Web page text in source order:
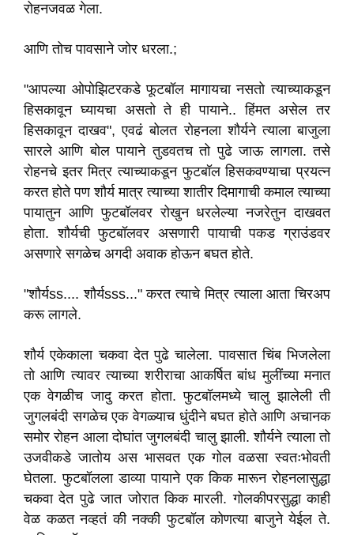
रोहनजवळ गेला.
आणि तोच पावसाने जोर धरला.;
"आपल्या ओपोझिटरकडे फूटबॉल मागायचा नसतो त्याच्याकडून
हिसकावून घ्यायचा असतो ते ही पायाने.. हिंमत असेल तर
हिसकावून दाखव", एवढं बोलत रोहनला शौर्यने त्याला बाजुला
सारले आणि बोल पायाने तुडवतच तो पुढे जाऊ लागला. तसे
रोहनचे इतर मित्र त्याच्याकडून फुटबॉल हिसकवण्याचा प्रयत्न
करत होते पण शौर्य मात्र त्याच्या शातीर दिमागाची कमाल त्याच्या
पायातुन आणि फुटबॉलवर रोखुन धरलेल्या नजरेतुन दाखवत
होता. शौर्यची फुटबॉलवर असणारी पायाची पकड ग्राउंडवर
असणारे सगळेच अगदी अवाक होऊन बघत होते.
"शौर्यss.... शौर्यsss..." करत त्याचे मित्र त्याला आता चिरअप
करू लागले.
शौर्य एकेकाला चकवा देत पुढे चालेला. पावसात चिंब भिजलेला
तो आणि त्यावर त्याच्या शरीराचा आकर्षित बांध मुलींच्या मनात
एक वेगळीच जादु करत होता. फुटबॉलमध्ये चालु झालेली ती
जुगलबंदी सगळेच एक वेगळ्याच धुंदीने बघत होते आणि अचानक
समोर रोहन आला दोघांत जुगलबंदी चालु झाली. शौर्यने त्याला तो
उजवीकडे जातोय अस भासवत एक गोल वळसा स्वतःभोवती
घेतला. फुटबॉलला डाव्या पायाने एक किक मारून रोहनलासुद्धा
चकवा देत पुढे जात जोरात किक मारली. गोलकीपरसुद्धा काही
वेळ कळत नव्हतं की नक्की फुटबॉल कोणत्या बाजुने येईल ते.